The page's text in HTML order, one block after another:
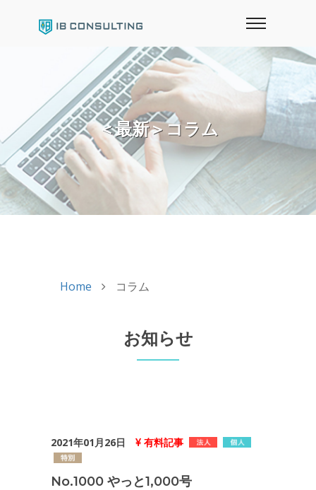
＜最新＞コラム
Home コラム
お知らせ
2021年01月26日 有料記事
No.1000 やっと1,000号